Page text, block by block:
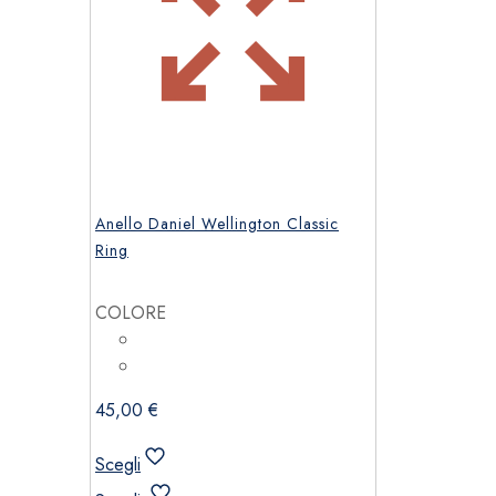
Anello Daniel Wellington Classic
Ring
COLORE
45,00€
Scegli
Questo